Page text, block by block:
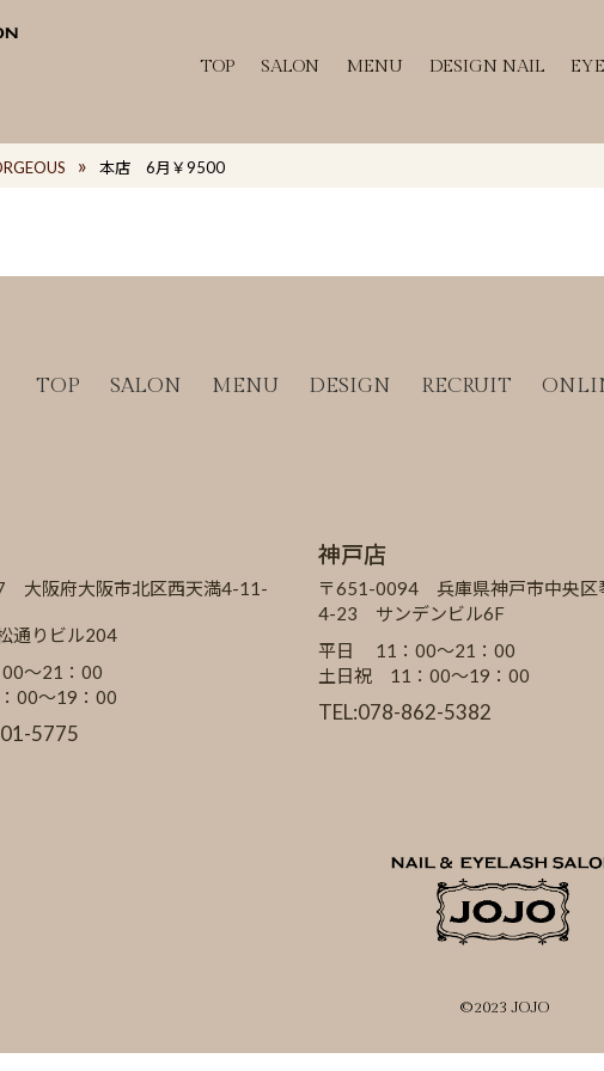
TOP SALON MENU DESIGN NAIL
本店 6月￥9500
TOP SALON MENU DESIGN RECRUIT
大阪府大阪市北区西天満4-11-
通りビル204
～21：00
00～19：00
5775
神戸店
〒651-0094 兵庫県神戸市中央区
4-23 サンデンビル6F
平日 11：00～21：00
土日祝 11：00～19：00
TEL:078-862-5382
©2023 JOJO